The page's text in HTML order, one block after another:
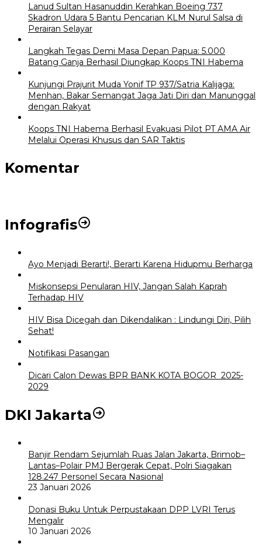
Lanud Sultan Hasanuddin Kerahkan Boeing 737
Skadron Udara 5 Bantu Pencarian KLM Nurul Salsa di
Perairan Selayar
Langkah Tegas Demi Masa Depan Papua: 5.000
Batang Ganja Berhasil Diungkap Koops TNI Habema
Kunjungi Prajurit Muda Yonif TP 937/Satria Kalijaga:
Menhan, Bakar Semangat Jaga Jati Diri dan Manunggal
dengan Rakyat
Koops TNI Habema Berhasil Evakuasi Pilot PT AMA Air
Melalui Operasi Khusus dan SAR Taktis
Komentar
Infografis
Ayo Menjadi Berarti!, Berarti Karena Hidupmu Berharga
Miskonsepsi Penularan HIV, Jangan Salah Kaprah
Terhadap HIV
HIV Bisa Dicegah dan Dikendalikan : Lindungi Diri, Pilih
Sehat!
Notifikasi Pasangan
Dicari Calon Dewas BPR BANK KOTA BOGOR 2025-
2029
DKI Jakarta
Banjir Rendam Sejumlah Ruas Jalan Jakarta, Brimob–
Lantas–Polair PMJ Bergerak Cepat, Polri Siagakan
128.247 Personel Secara Nasional
23 Januari 2026
Donasi Buku Untuk Perpustakaan DPP LVRI Terus
Mengalir
10 Januari 2026